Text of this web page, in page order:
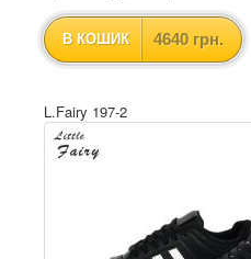
В КОШИК 4640 грн.
L.Fairy 197-2